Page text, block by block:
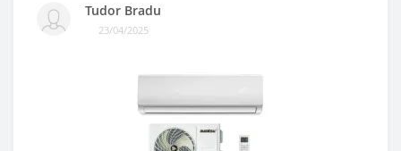
Tudor Bradu
23/04/2025